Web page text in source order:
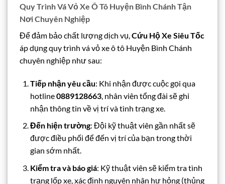
Quy Trình Vá Vỏ Xe Ô Tô Huyện Bình Chánh Tận
Nơi Chuyên Nghiệp
Để đảm bảo chất lượng dịch vụ,Cứu Hộ Xe Siêu Tốc
áp dụng quy trình vá vỏ xe ô tô Huyện Bình Chánh
chuyên nghiệp như sau:
Tiếp nhận yêu cầu: Khi nhận được cuộc gọi qua
hotline0889128663, nhân viên tổng đài sẽ ghi
nhận thông tin về vị trí và tình trạng xe.
Đến hiện trường: Đội kỹ thuật viên gần nhất sẽ
được điều phối để đến vị trí của bạn trong thời
gian sớm nhất.
Kiểm tra và báo giá: Kỹ thuật viên sẽ kiểm tra tình
trạng lốp xe, xác định nguyên nhân hư hỏng (thủng